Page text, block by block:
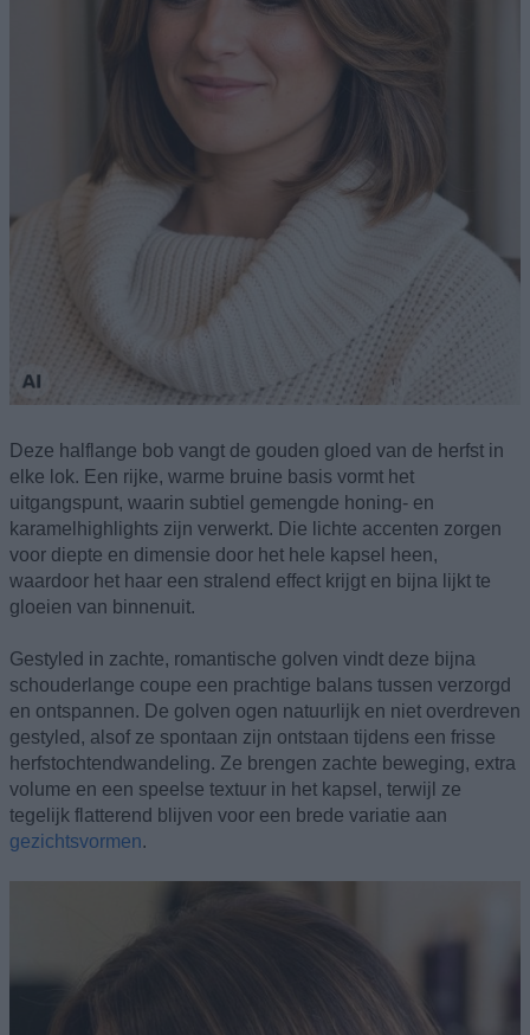
Deze halflange bob vangt de gouden gloed van de herfst in
elke lok. Een rijke, warme bruine basis vormt het
uitgangspunt, waarin subtiel gemengde honing- en
karamelhighlights zijn verwerkt. Die lichte accenten zorgen
voor diepte en dimensie door het hele kapsel heen,
waardoor het haar een stralend effect krijgt en bijna lijkt te
gloeien van binnenuit.
Gestyled in zachte, romantische golven vindt deze bijna
schouderlange coupe een prachtige balans tussen verzorgd
en ontspannen. De golven ogen natuurlijk en niet overdreven
gestyled, alsof ze spontaan zijn ontstaan tijdens een frisse
herfstochtendwandeling. Ze brengen zachte beweging, extra
volume en een speelse textuur in het kapsel, terwijl ze
tegelijk flatterend blijven voor een brede variatie aan
gezichtsvormen.